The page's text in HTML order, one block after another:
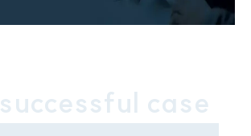
법률지식인
성범죄대응부 업무
successful case